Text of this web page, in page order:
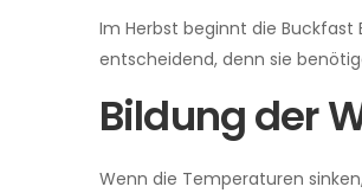
Im Herbst beginnt die Buckfast
entscheidend, denn sie
Bildung der
Wenn die Temperaturen